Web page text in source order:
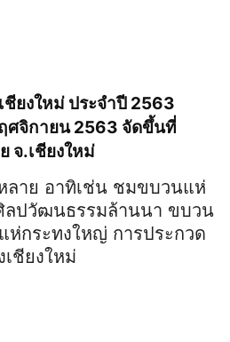
ชียงใหม่ ประจำปี 2563
ศจิกายน 2563 จัดขึ้นที่
จ.เชียงใหม่
ลาย อาทิเช่น ชมขบวนแห่
ลปวัฒนธรรมล้านนา ขบวน
ห่กระทงใหญ่ การประกวด
เชียงใหม่